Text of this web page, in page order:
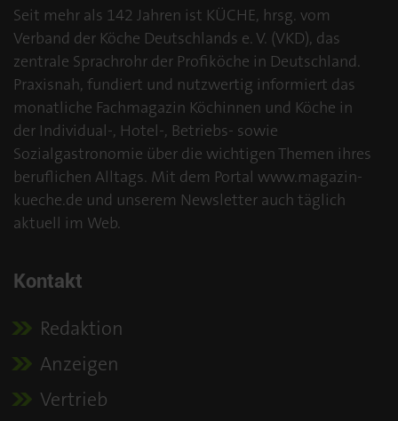
Seit mehr als 142 Jahren ist KÜCHE, hrsg. vom
Verband der Köche Deutschlands e. V. (VKD), das
zentrale Sprachrohr der Profiköche in Deutschland.
Praxisnah, fundiert und nutzwertig informiert das
monatliche Fachmagazin Köchinnen und Köche in
der Individual-, Hotel-, Betriebs- sowie
Sozialgastronomie über die wichtigen Themen ihres
beruflichen Alltags. Mit dem Portal www.magazin-
kueche.de und unserem Newsletter auch täglich
aktuell im Web.
Kontakt
Redaktion
Anzeigen
Vertrieb